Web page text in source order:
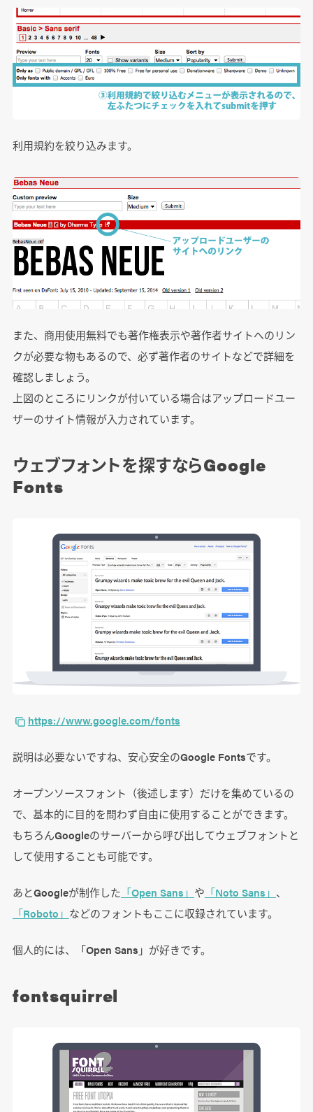
利用規約を絞り込みます。
また、商用使用無料でも著作権表示や著作者サイトへのリン
クが必要な物もあるので、必ず著作者のサイトなどで詳細を
確認しましょう。
上図のところにリンクが付いている場合はアップロードユー
ザーのサイト情報が入力されています。
ウェブフォントを探すならGoogle
Fonts
https://www.google.com/fonts
説明は必要ないですね、安心安全のGoogle Fontsです。
オープンソースフォント（後述します）だけを集めているの
で、基本的に目的を問わず自由に使用することができます。
もちろんGoogleのサーバーから呼び出してウェブフォントと
して使用することも可能です。
あとGoogleが制作した 「Open Sans」 や 「Noto Sans」 、
「Roboto」 などのフォントもここに収録されています。
個人的には、「Open Sans」が好きです。
fontsquirrel